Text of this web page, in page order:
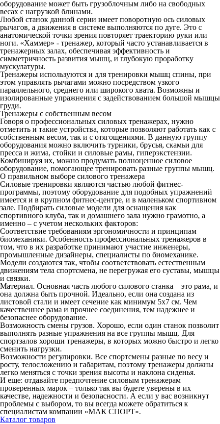
оборудование может быть грузоблочным либо на свободных
весах с нагрузкой блинами.
Любой станок данной серии имеет поворотную ось силовых
рычагов, а движения в системе выполняются по дуге. Это с
анатомической точки зрения повторяет траекторию руки или
ноги. «Хаммер» - тренажер, который часто устанавливается в
тренажерных залах, обеспечивая эффективность и
симметричность развития мышц, и глубокую проработку
мускулатуры.
Тренажеры используются и для тренировки мышц спины, при
этом управлять рычагами можно посредством узкого
параллельного, среднего или широкого хвата. Возможны и
изолированные упражнения с задействованием большой мышцы
груди.
Тренажеры с собственным весом
Говоря о профессиональных силовых тренажерах, нужно
отметить и такие устройства, которые позволяют работать как с
собственным весом, так и с отягощениями. В данную группу
оборудования можно включить турники, брусья, скамьи для
пресса и жима, стойки и силовые рамы, гиперэкстензии.
Комбинируя их, можно продумать полноценное силовое
оборудование, помогающее тренировать разные группы мышц.
О правильном выборе силового тренажера
Силовые тренировки являются частью любой фитнес-
программы, поэтому оборудование для подобных упражнений
имеется и в крупном фитнес-центре, и в маленьком спортивном
зале. Подбирать силовые модели для оснащения как
спортивного клуба, так и домашнего зала нужно грамотно, а
именно – с учетом нескольких факторов:
Соответствие требованиям эргономичности и принципам
биомеханики. Особенность профессиональных тренажеров в
том, что в их разработке принимают участие инженеры,
промышленные дизайнеры, специалисты по биомеханике.
Модели создаются так, чтобы соответствовать естественным
движениям тела спортсмена, не перегружая его суставы, мышцы
и связки.
Материал. Основная часть любого силового станка – это рама, и
она должна быть прочной. Идеально, если она создана из
листовой стали и имеет сечение как минимум 5х7 см. Чем
качественнее рама и прочнее соединения, тем надежнее и
безопаснее оборудование.
Возможность смены грузов. Хорошо, если один станок позволит
выполнять разные упражнения на все группы мышц. Для
спортзалов хороши тренажеры, в которых можно быстро и легко
сменить нагрузки.
Возможности регулировки. Все спортсмены разные по весу и
росту, телосложению и габаритам, поэтому тренажеры должны
легко меняться с точки зрения высоты и наклона сиденья.
И еще: отдавайте предпочтение силовым тренажерам
проверенных марок – только так вы будете уверены в их
качестве, надежности и безопасности. А если у вас возникнут
проблемы с выбором, то вы всегда можете обратиться к
специалистам компании «МАК СПОРТ».
Каталог товаров